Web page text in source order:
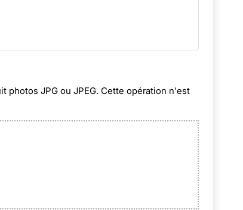
photos JPG ou JPEG. Cette opération n'est